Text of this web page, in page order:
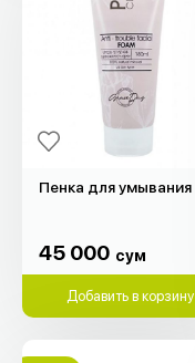
45 000 сум
Добавить в корзину